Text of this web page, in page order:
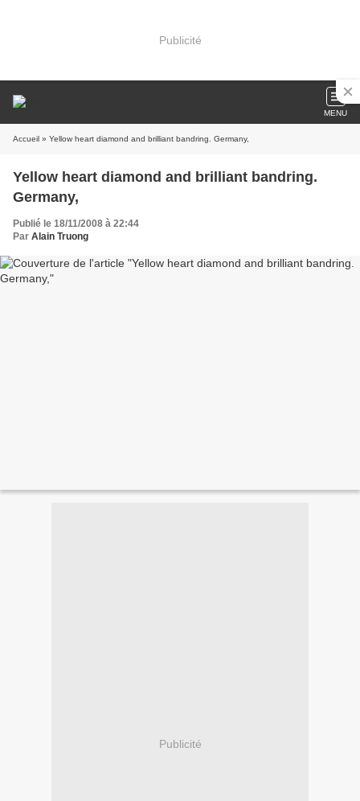
Publicité
MENU
Accueil » Yellow heart diamond and brilliant bandring. Germany,
Yellow heart diamond and brilliant bandring.
Germany,
Publié le 18/11/2008 à 22:44
Par Alain Truong
Publicité